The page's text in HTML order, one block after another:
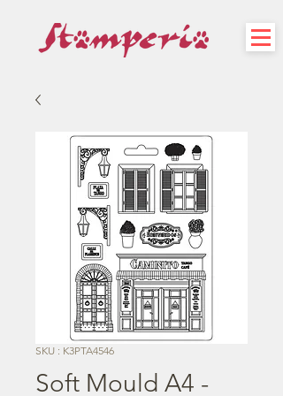
SKU : K3PTA4546
Soft Mould A4 -